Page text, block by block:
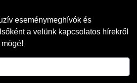
eseménymeghívók és
a velünk kapcsolatos hírekről